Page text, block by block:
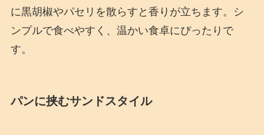
に黒胡椒やパセリを散らすと香りが立ちます。シ
ンプルで食べやすく、温かい食卓にぴったりで
す。
パンに挟むサンドスタイル